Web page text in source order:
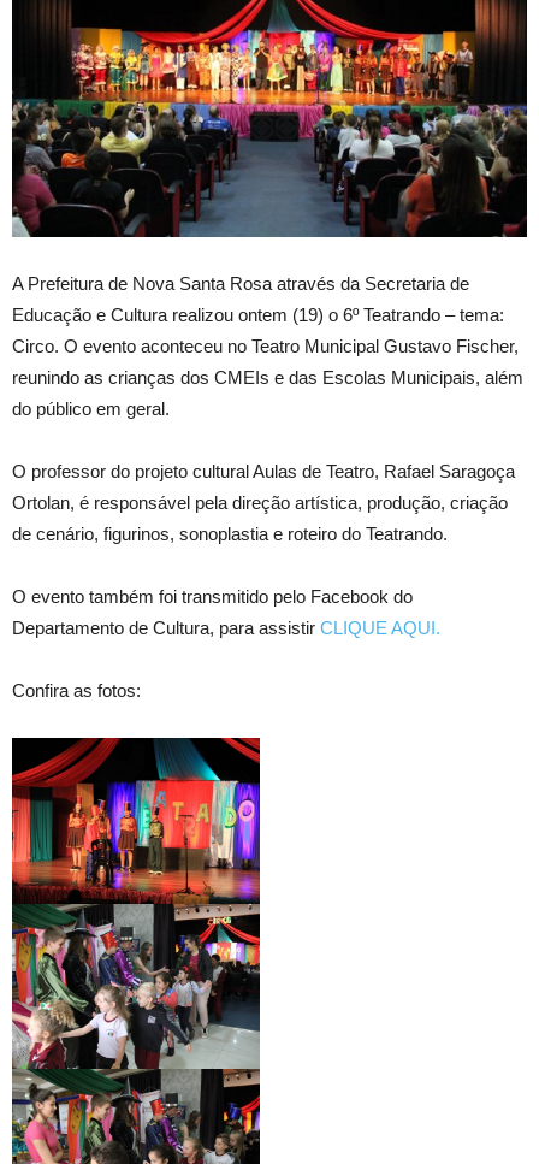
A Prefeitura de Nova Santa Rosa através da Secretaria de
Educação e Cultura realizou ontem (19) o 6º Teatrando – tema:
Circo. O evento aconteceu no Teatro Municipal Gustavo Fischer,
reunindo as crianças dos CMEIs e das Escolas Municipais, além
do público em geral.
O professor do projeto cultural Aulas de Teatro, Rafael Saragoça
Ortolan, é responsável pela direção artística, produção, criação
de cenário, figurinos, sonoplastia e roteiro do Teatrando.
O evento também foi transmitido pelo Facebook do
Departamento de Cultura, para assistir CLIQUE AQUI.
Confira as fotos: